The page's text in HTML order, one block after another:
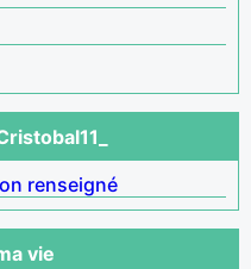
renseigné
vie